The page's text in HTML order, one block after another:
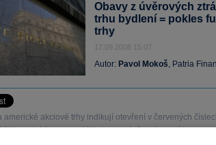
Obavy z úvěrových
trhu bydlení = pokles
trhy
17.09.2008 15:07
Autor: Pavol Mokoš, Patria
americké akciové trhy indikují otevření v červených
nedokázala rozptýlit obavy z úvěrových ztrát.